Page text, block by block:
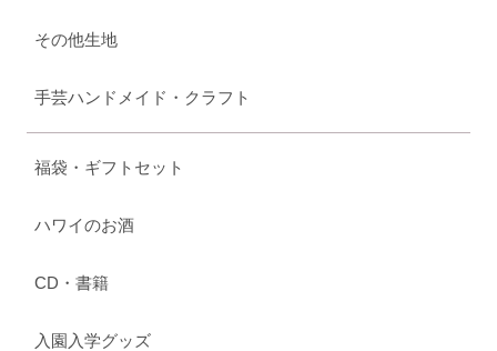
その他生地
手芸ハンドメイド・クラフト
福袋・ギフトセット
ハワイのお酒
CD・書籍
入園入学グッズ